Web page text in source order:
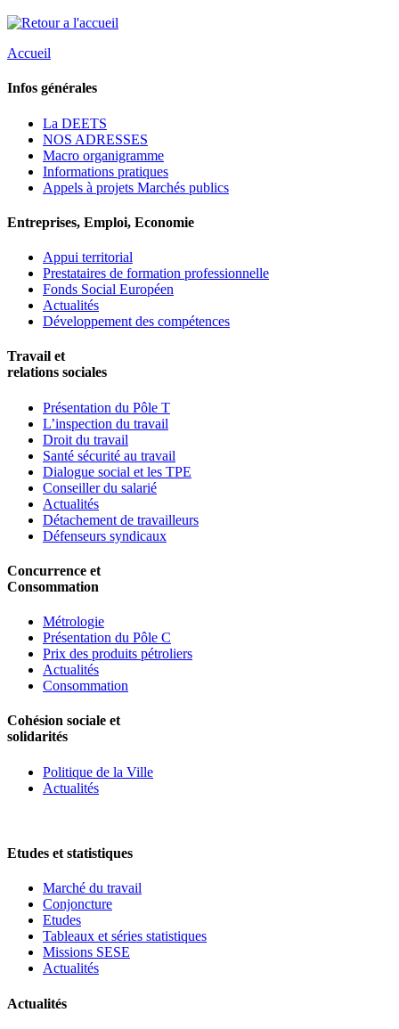
Accueil
Infos générales
La DEETS
NOS ADRESSES
Macro organigramme
Informations pratiques
Appels à projets Marchés publics
Entreprises, Emploi, Economie
Appui territorial
Prestataires de formation professionnelle
Fonds Social Européen
Actualités
Développement des compétences
Travail et
relations sociales
Présentation du Pôle T
L’inspection du travail
Droit du travail
Santé sécurité au travail
Dialogue social et les TPE
Conseiller du salarié
Actualités
Détachement de travailleurs
Défenseurs syndicaux
Concurrence et
Consommation
Métrologie
Présentation du Pôle C
Prix des produits pétroliers
Actualités
Consommation
Cohésion sociale et
solidarités
Politique de la Ville
Actualités
Etudes et statistiques
Marché du travail
Conjoncture
Etudes
Tableaux et séries statistiques
Missions SESE
Actualités
Actualités